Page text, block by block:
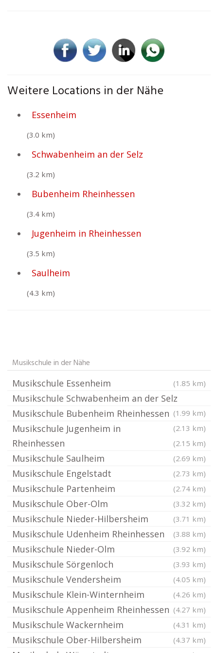
Weitere Locations in der Nähe
Essenheim
(3.0 km)
Schwabenheim an der Selz
(3.2 km)
Bubenheim Rheinhessen
(3.4 km)
Jugenheim in Rheinhessen
(3.5 km)
Saulheim
(4.3 km)
Musikschule in der Nähe
Musikschule Essenheim (1.85 km)
Musikschule Schwabenheim an der Selz
(1.99 km)
Musikschule Bubenheim Rheinhessen
(2.13 km)
Musikschule Jugenheim in
Rheinhessen
(2.15 km)
Musikschule Saulheim (2.69 km)
Musikschule Engelstadt (2.73 km)
Musikschule Partenheim (2.74 km)
Musikschule Ober-Olm (3.32 km)
Musikschule Nieder-Hilbersheim (3.71 km)
Musikschule Udenheim Rheinhessen (3.88 km)
Musikschule Nieder-Olm (3.92 km)
Musikschule Sörgenloch (3.93 km)
Musikschule Vendersheim (4.05 km)
Musikschule Klein-Winternheim (4.26 km)
Musikschule Appenheim Rheinhessen (4.27 km)
Musikschule Wackernheim (4.31 km)
Musikschule Ober-Hilbersheim (4.37 km)